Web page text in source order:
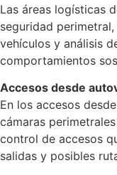
Las áreas logísticas
seguridad
vehículos y análisis
comportamientos
Accesos desde
En los accesos
cámaras
control de accesos
salidas y posibles